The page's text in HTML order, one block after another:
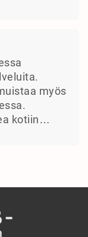
myös
kotiin…